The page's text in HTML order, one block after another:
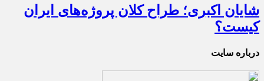
شایان اکبری؛ طراح کلان پروژه‌های ایران
کیست؟
درباره سایت